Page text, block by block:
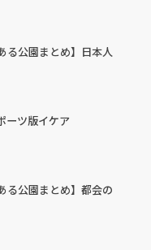
る公園まとめ】日本人
ーツ版イケア
る公園まとめ】都会の